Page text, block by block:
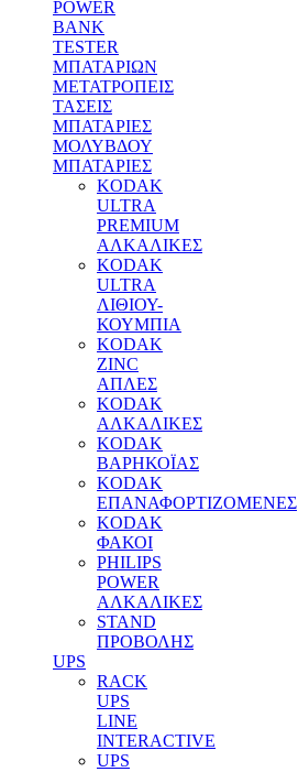
POWER
BANK
TESTER
ΜΠΑΤΑΡΙΩΝ
ΜΕΤΑΤΡΟΠΕΙΣ
ΤΑΣΕΙΣ
ΜΠΑΤΑΡΙΕΣ
ΜΟΛΥΒΔΟΥ
MΠΑΤΑΡΙΕΣ
KODAK
ULTRA
PREMIUM
ΑΛΚΑΛΙΚΕΣ
KODAK
ULTRA
ΛΙΘΙΟΥ-
ΚΟΥΜΠΙΑ
KODAK
ZINC
ΑΠΛΕΣ
KODAK
ΑΛΚΑΛΙΚΕΣ
KODAK
ΒΑΡΗΚΟΪΑΣ
KODAK
ΕΠΑΝΑΦΟΡΤΙΖΟΜΕΝΕΣ
KODAK
ΦΑΚΟΙ
PHILIPS
POWER
ΑΛΚΑΛΙΚΕΣ
STAND
ΠΡΟΒΟΛΗΣ
UPS
RACK
UPS
LINE
INTERACTIVE
UPS